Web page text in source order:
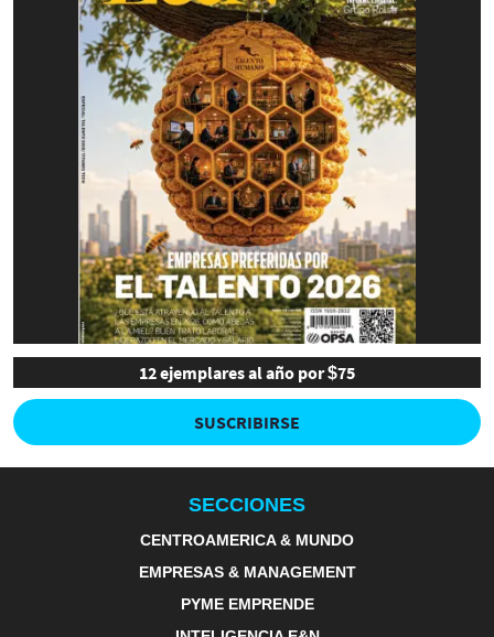
12 ejemplares al año por $75
SUSCRIBIRSE
SECCIONES
CENTROAMERICA & MUNDO
EMPRESAS & MANAGEMENT
PYME EMPRENDE